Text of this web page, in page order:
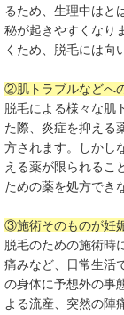
るため、生理中はと
秘が起きやすくなり
くため、脱毛には向
②肌トラブルなどへ
脱毛による様々な肌
た際、炎症を抑える
方されます。しかし
える薬が限られるこ
ための薬を処方でき
③施術そのものが妊
脱毛のための施術時
痛みなど、日常生活
の身体に予想外の事
よる流産、突然の陣